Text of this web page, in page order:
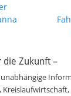
die Zukunft –
unabhängige
Kreislaufwirtschaft,